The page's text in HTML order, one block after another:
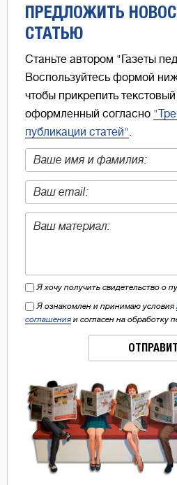
ПРЕДЛОЖИТЬ
СТАТЬЮ
Станьте автором "Газеты
Воспользуйтесь формой
чтобы прикрепить
оформленный согласно
публикации статей"
Я хочу получить свидетельство о
Я ознакомлен и принимаю условия
соглашения и согласен на обработку